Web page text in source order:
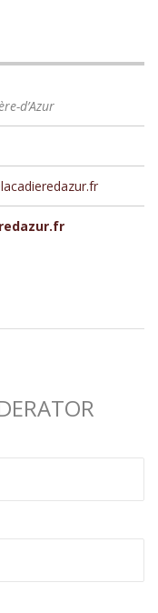
d’Azur